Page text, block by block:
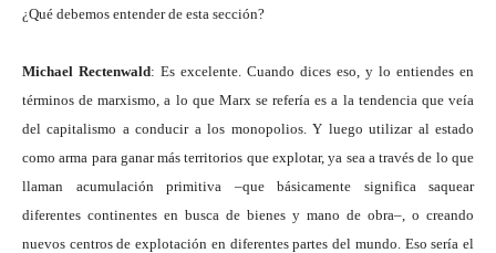
¿Qué debemos entender de esta sección?
Michael Rectenwald: Es excelente. Cuando dices eso, y lo entiendes en
términos de marxismo, a lo que Marx se refería es a la tendencia que veía
del capitalismo a conducir a los monopolios. Y luego utilizar al estado
como arma para ganar más territorios que explotar, ya sea a través de lo que
llaman acumulación primitiva –que básicamente significa saquear
diferentes continentes en busca de bienes y mano de obra–, o creando
nuevos centros de explotación en diferentes partes del mundo. Eso sería el